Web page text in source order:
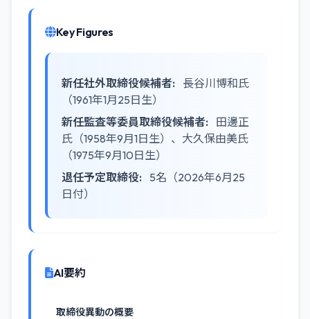
Key Figures
新任社外取締役候補者:
長谷川博和氏
（1961年1月25日生）
新任監査等委員取締役候補者:
田邊正
氏（1958年9月1日生）、大久保由美氏
（1975年9月10日生）
退任予定取締役:
5名（2026年6月25
日付）
AI要約
取締役異動の概要